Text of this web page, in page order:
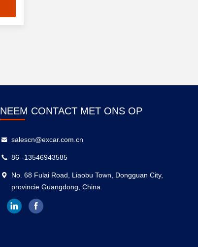
NEEM CONTACT MET ONS OP
salescn@excar.com.cn
86--13546943585
No. 68 Fulai Road, Liaobu Town, Dongguan City,
provincie Guangdong, China